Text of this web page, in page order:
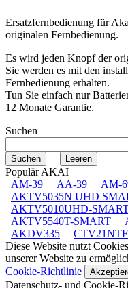
Ersatzfernbedienung für
originalen Fernbedienung.
Es wird jeden Knopf der
Sie werden es mit den
Fernbedienung erhalten.
Tun Sie einfach nur
12 Monate Garantie.
Suchen
Populär AKAI
AM-39
AA-39 AM-
AKTV5035N UHD
AKTV5010UHD-
AKTV5540T-SMART
AKDV335
Diese Website nutzt
unserer Website zu
Cookie-Richtlinie
Datenschutz- und Cookie-